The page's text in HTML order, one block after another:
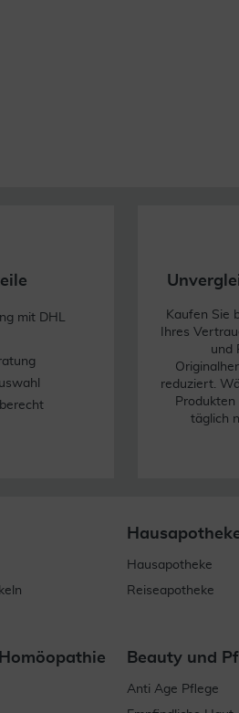
mit DHL
Kaufen Sie
Ihres
und
reduziert.
täglich
Hausapotheke
Reiseapotheke
Beauty und
Anti Age Pflege